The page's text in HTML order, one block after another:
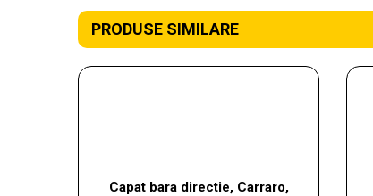
PRODUSE SIMILARE
Capat bara directie, Carraro,